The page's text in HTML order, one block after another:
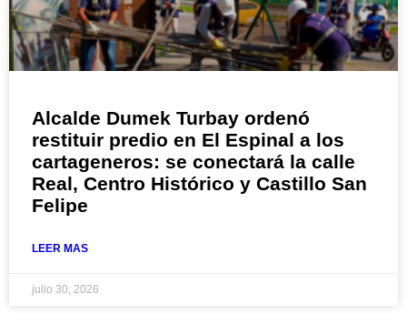
Alcalde Dumek Turbay ordenó
restituir predio en El Espinal a los
cartageneros: se conectará la calle
Real, Centro Histórico y Castillo San
Felipe
LEER MAS
julio 30, 2026